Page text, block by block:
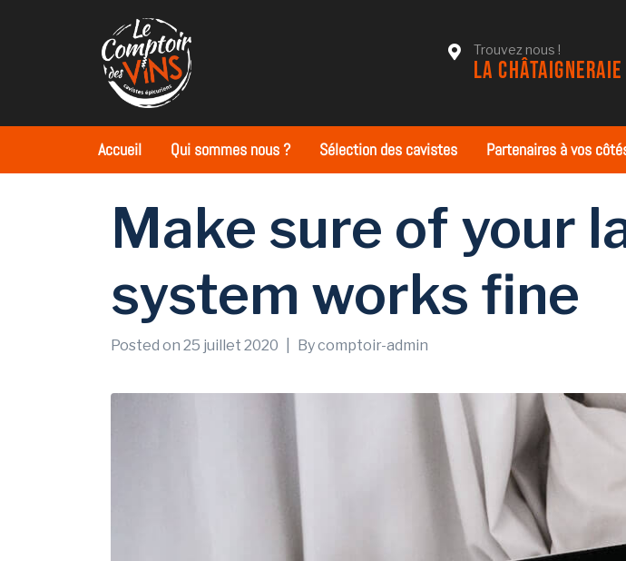
Trouvez nous !
LA
Accueil Qui sommes nous ? Sélection des cavistes Partenaires à vos
Make sure of your
system works fine
Posted on 25 juillet 2020 Bycomptoir-admin